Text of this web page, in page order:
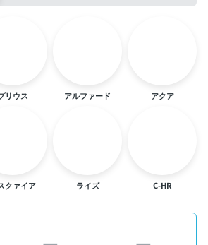
リウス アルファード アクア
クァイア ライズ C-HR